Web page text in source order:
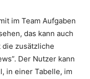
im Team Aufgaben
das kann auch
die zusätzliche
Der Nutzer kann
in einer Tabelle, im